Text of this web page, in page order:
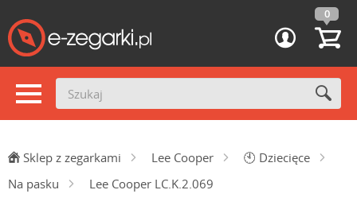
0
Sklep z zegarkami Lee Cooper 🕙 Dziecięce
Na pasku
Lee Cooper LC.K.2.069